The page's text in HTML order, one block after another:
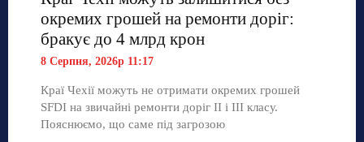
окремих грошей на ремонти доріг:
бракує до 4 млрд крон
8 Серпня, 2026р 11:17
Краї Чехії можуть не отримати окремих грошей
SFDI на звичайні ремонти доріг II і III класу.
Пояснюємо, що саме під загрозою